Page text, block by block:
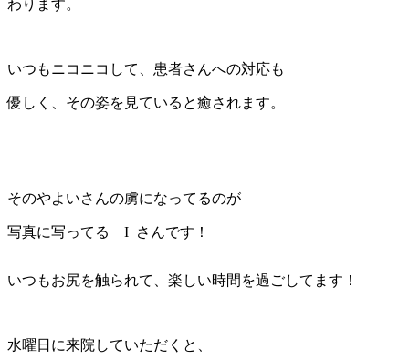
わります。
いつもニコニコして、患者さんへの対応も
優しく、その姿を見ていると癒されます。
そのやよいさんの虜になってるのが
写真に写ってる I さんです！
いつもお尻を触られて、楽しい時間を過ごしてます！
水曜日に来院していただくと、